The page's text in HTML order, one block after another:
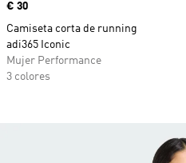
Precio
€ 30
Camiseta corta de running
adi365 Iconic
Mujer Performance
3 colores